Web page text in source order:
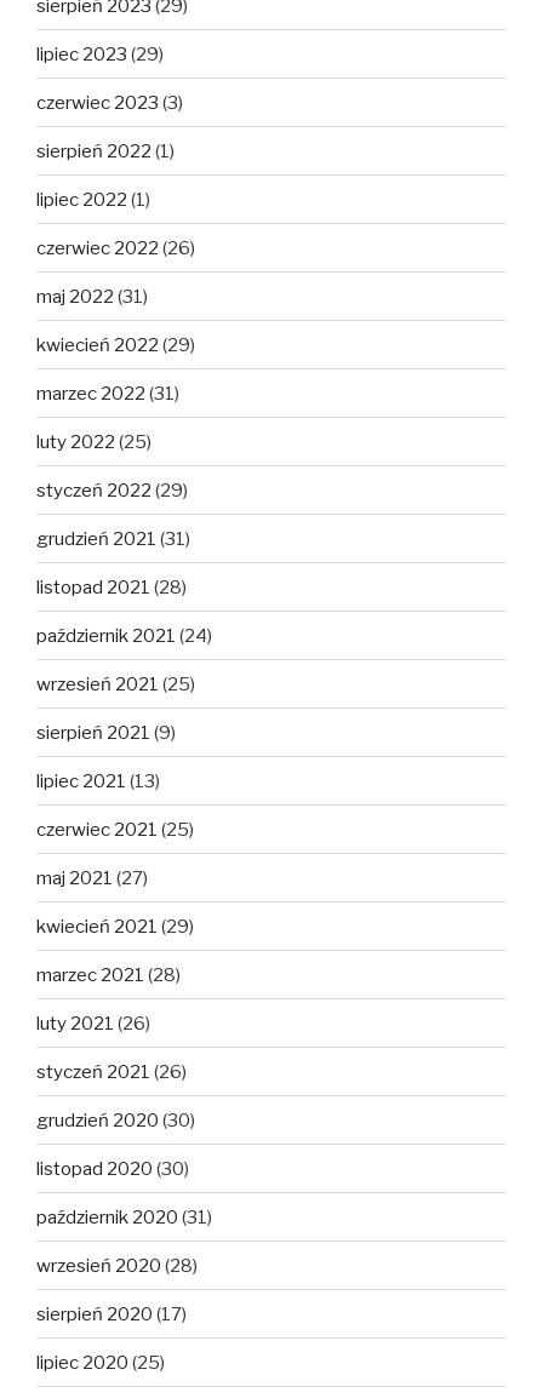
sierpień 2023 (29)
lipiec 2023 (29)
czerwiec 2023 (3)
sierpień 2022 (1)
lipiec 2022 (1)
czerwiec 2022 (26)
maj 2022 (31)
kwiecień 2022 (29)
marzec 2022 (31)
luty 2022 (25)
styczeń 2022 (29)
grudzień 2021 (31)
listopad 2021 (28)
październik 2021 (24)
wrzesień 2021 (25)
sierpień 2021 (9)
lipiec 2021 (13)
czerwiec 2021 (25)
maj 2021 (27)
kwiecień 2021 (29)
marzec 2021 (28)
luty 2021 (26)
styczeń 2021 (26)
grudzień 2020 (30)
listopad 2020 (30)
październik 2020 (31)
wrzesień 2020 (28)
sierpień 2020 (17)
lipiec 2020 (25)